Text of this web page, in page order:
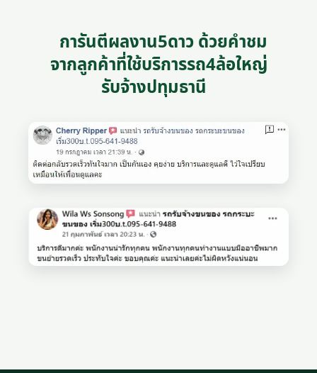
การันตีผลงาน5ดาว ด้วยคำชม
จากลูกค้าที่ใช้บริการรถ4ล้อใหญ่
รับจ้างปทุมธานี